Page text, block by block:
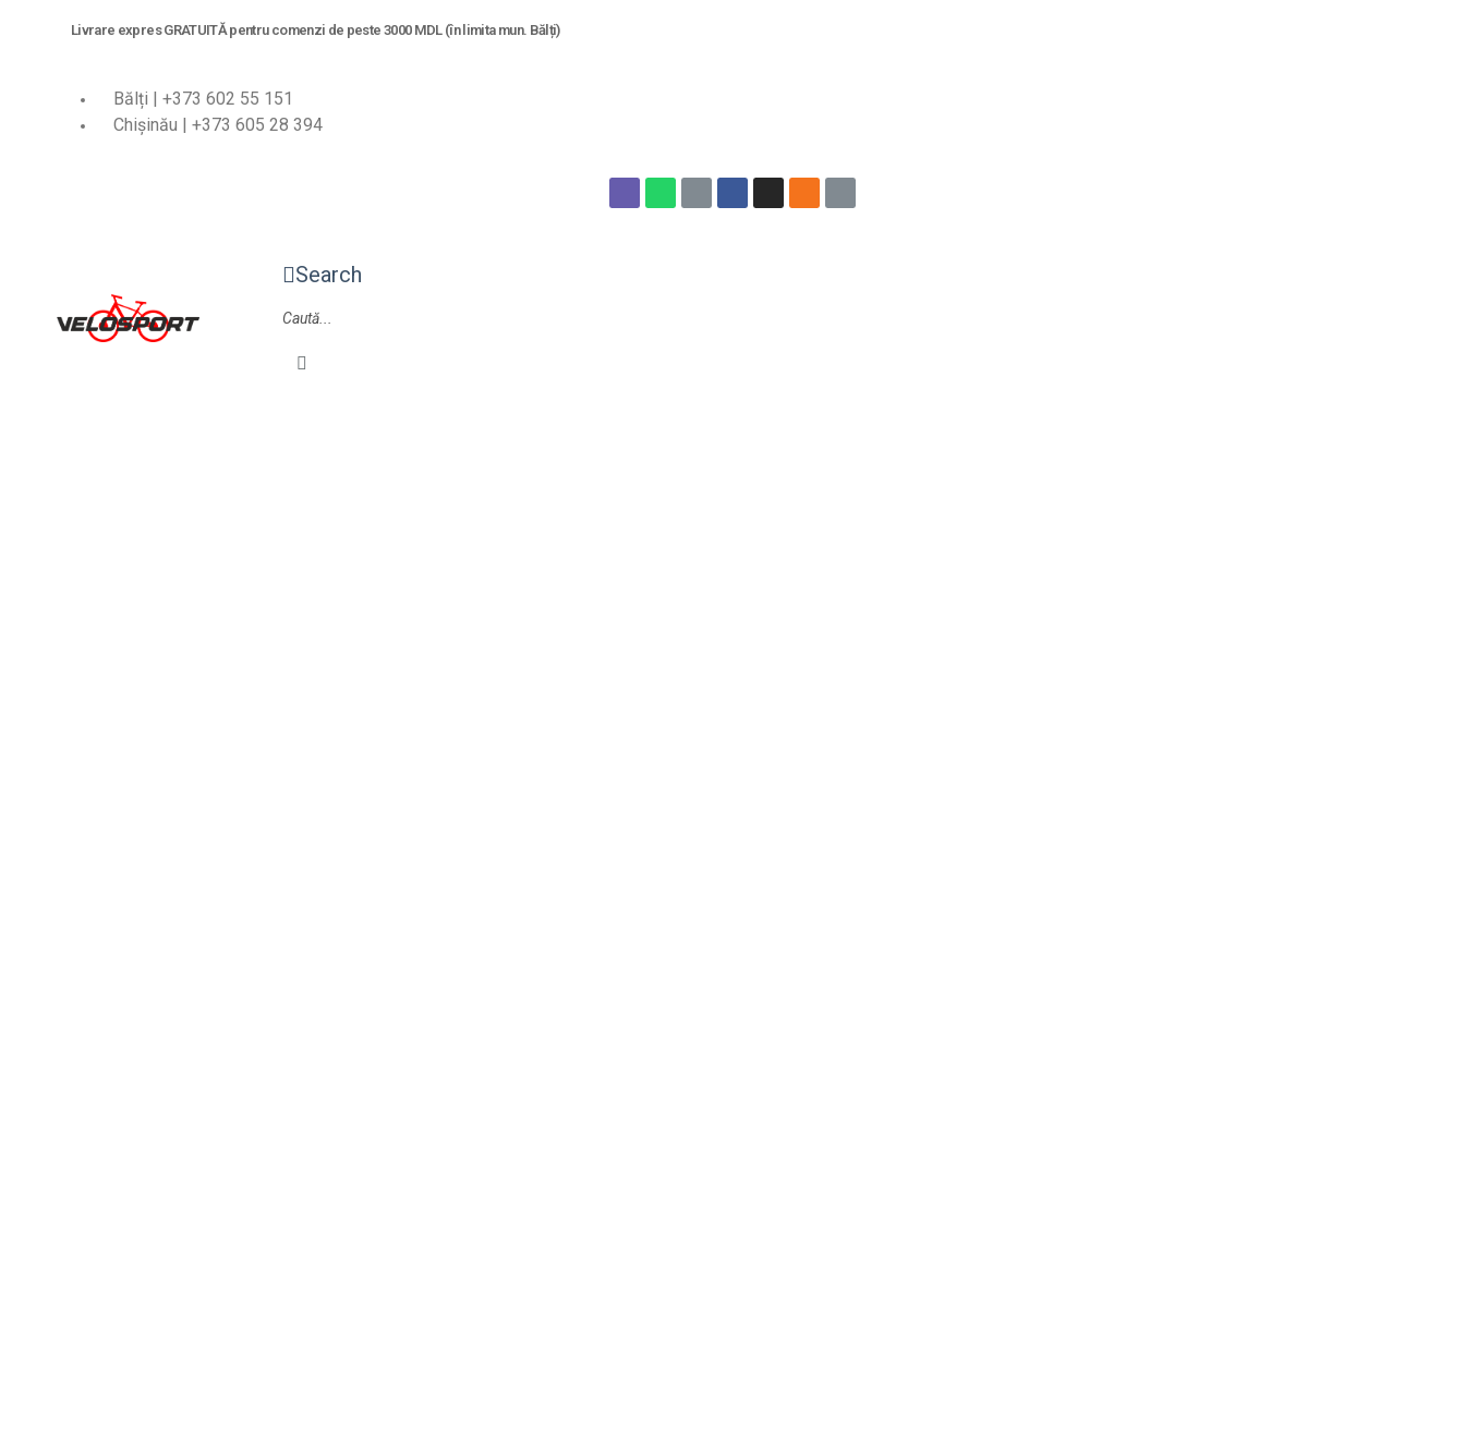
Livrare expres GRATUITĂ pentru comenzi de peste 3000 MDL (în limita mun. Bălți)
Bălți | +373 602 55 151
Chișinău | +373 605 28 394
Search